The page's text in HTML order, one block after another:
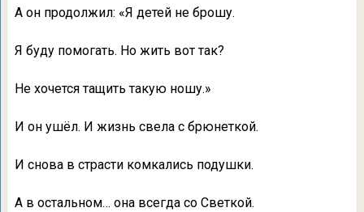
А он продолжил: «Я детей не брошу.
Я буду помогать. Но жить вот так?
Не хочется тащить такую ношу.»
И он ушёл. И жизнь свела с брюнеткой.
И снова в страсти комкались подушки.
А в остальном… она всегда со Светкой.